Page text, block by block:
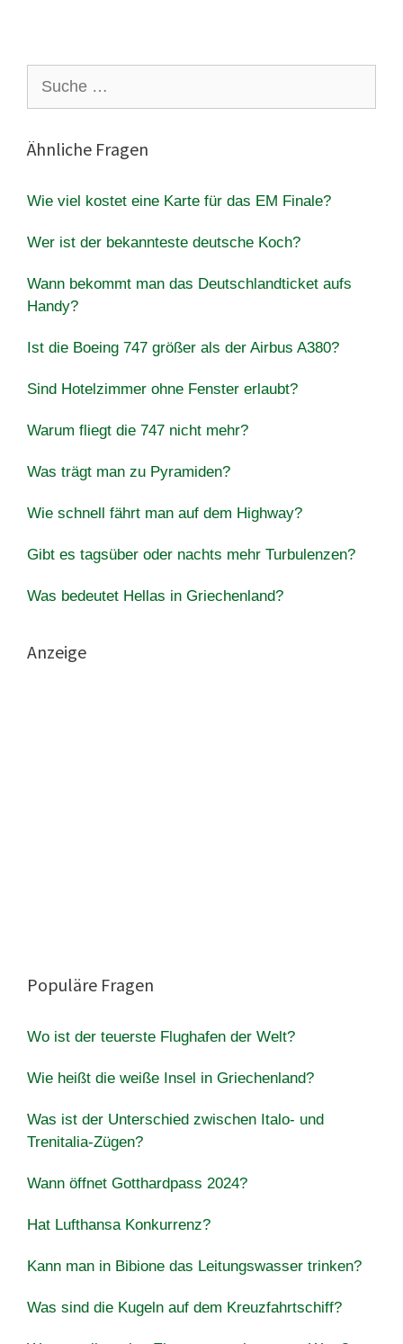
nach:
Ähnliche Fragen
Wie viel kostet eine Karte für das EM Finale?
Wer ist der bekannteste deutsche Koch?
Wann bekommt man das Deutschlandticket aufs
Handy?
Ist die Boeing 747 größer als der Airbus A380?
Sind Hotelzimmer ohne Fenster erlaubt?
Warum fliegt die 747 nicht mehr?
Was trägt man zu Pyramiden?
Wie schnell fährt man auf dem Highway?
Gibt es tagsüber oder nachts mehr Turbulenzen?
Was bedeutet Hellas in Griechenland?
Anzeige
Populäre Fragen
Wo ist der teuerste Flughafen der Welt?
Wie heißt die weiße Insel in Griechenland?
Was ist der Unterschied zwischen Italo- und
Trenitalia-Zügen?
Wann öffnet Gotthardpass 2024?
Hat Lufthansa Konkurrenz?
Kann man in Bibione das Leitungswasser trinken?
Was sind die Kugeln auf dem Kreuzfahrtschiff?